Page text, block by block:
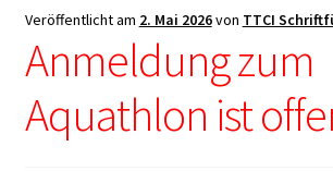
die
2026
Veröffentlicht am 2. Mai 2026von TTCI
Anmeldung zum
Aquathlon ist